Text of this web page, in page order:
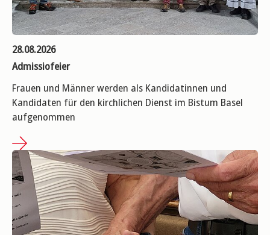
28.08.2026
Admissiofeier
Frauen und Männer werden als Kandidatinnen und
Kandidaten für den kirchlichen Dienst im Bistum Basel
aufgenommen